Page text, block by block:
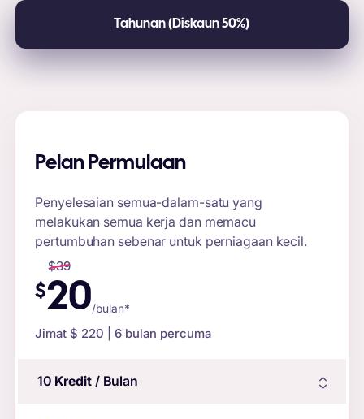
Tahunan (Diskaun 50%)
Pelan Permulaan
Penyelesaian semua-dalam-satu yang
melakukan semua kerja dan memacu
pertumbuhan sebenar untuk perniagaan kecil.
$39
$20/bulan*
Jimat $ 220 | 6 bulan percuma
10 Kredit/ Bulan